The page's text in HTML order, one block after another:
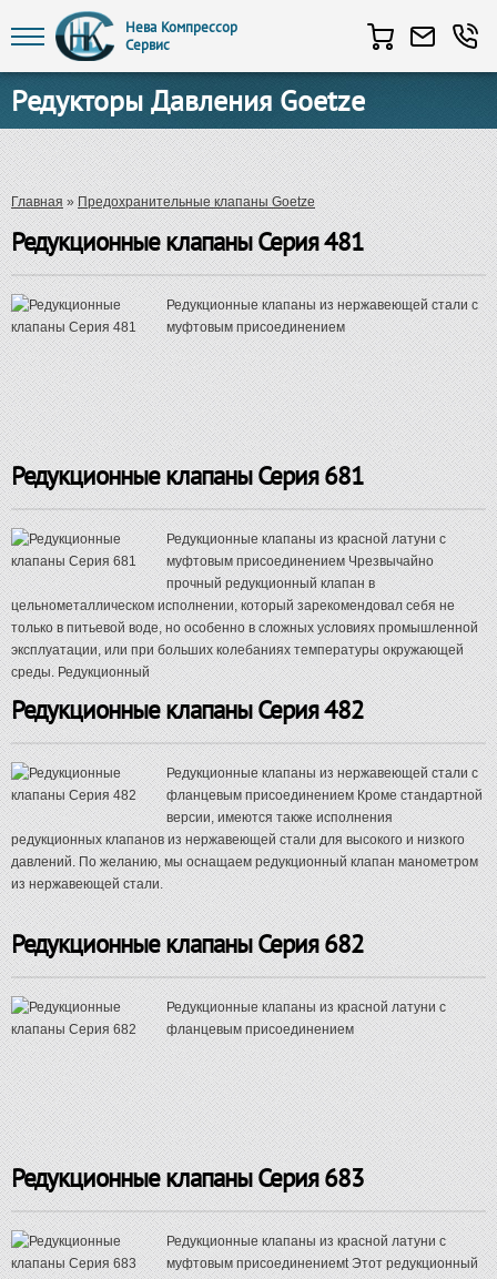
Нева Компрессор
Сервис
Редукторы Давления Goetze
Вы здесь
Главная»Предохранительные клапаны Goetze
Редукционные клапаны Серия 481
Редукционные клапаны из нержавеющей стали с
муфтовым присоединением
Редукционные клапаны Серия 681
Редукционные клапаны из красной латуни с
муфтовым присоединением Чрезвычайно
прочный редукционный клапан в
цельнометаллическом исполнении, который зарекомендовал себя не
только в питьевой воде, но особенно в сложных условиях промышленной
эксплуатации, или при больших колебаниях температуры окружающей
среды. Редукционный
Редукционные клапаны Серия 482
Редукционные клапаны из нержавеющей стали с
фланцевым присоединением Кроме стандартной
версии, имеются также исполнения
редукционных клапанов из нержавеющей стали для высокого и низкого
давлений. По желанию, мы оснащаем редукционный клапан манометром
из нержавеющей стали.
Редукционные клапаны Серия 682
Редукционные клапаны из красной латуни с
фланцевым присоединением
Редукционные клапаны Серия 683
Редукционные клапаны из красной латуни с
муфтовым присоединениемt Этот редукционный